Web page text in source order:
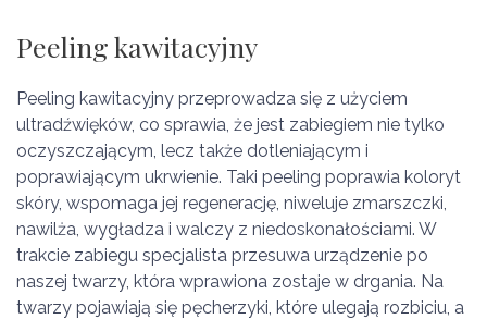
Peeling kawitacyjny
Peeling kawitacyjny przeprowadza się z użyciem
ultradźwięków, co sprawia, że jest zabiegiem nie tylko
oczyszczającym, lecz także dotleniającym i
poprawiającym ukrwienie. Taki peeling poprawia koloryt
skóry, wspomaga jej regenerację, niweluje zmarszczki,
nawilża, wygładza i walczy z niedoskonałościami. W
trakcie zabiegu specjalista przesuwa urządzenie po
naszej twarzy, która wprawiona zostaje w drgania. Na
twarzy pojawiają się pęcherzyki, które ulegają rozbiciu, a